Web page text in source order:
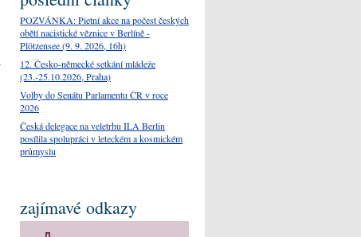
POZVÁNKA: Pietní akce na počest českých
obětí nacistické věznice v Berlíně -
Plötzensee (9. 9. 2026, 16h)
12. Česko-německé setkání mládeže
(23.-25.10.2026, Praha)
Volby do Senátu Parlamentu ČR v roce
2026
Česká delegace na veletrhu ILA Berlin
posílila spolupráci v leteckém a kosmickém
průmyslu
zajímavé odkazy